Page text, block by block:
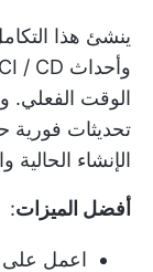
الوقت
تحديثات فورية
الإنشاء
أفضل الميزات:
اعمل